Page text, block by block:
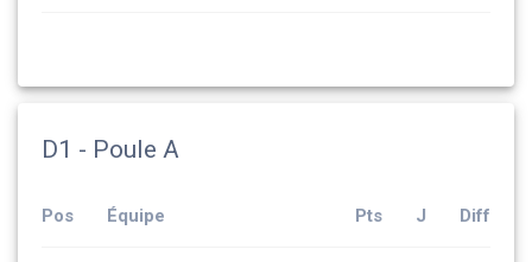
D1 - Poule A
Pos Équipe Pts J Diff